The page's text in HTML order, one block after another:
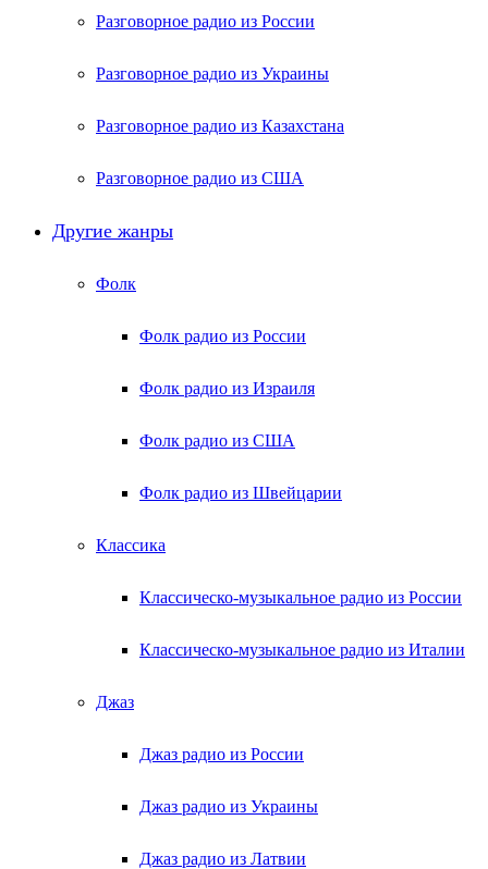
Разговорное радио из России
Разговорное радио из Украины
Разговорное радио из Казахстана
Разговорное радио из США
Другие жанры
Фолк
Фолк радио из России
Фолк радио из Израиля
Фолк радио из США
Фолк радио из Швейцарии
Классика
Классическо-музыкальное радио из России
Классическо-музыкальное радио из Италии
Джаз
Джаз радио из России
Джаз радио из Украины
Джаз радио из Латвии